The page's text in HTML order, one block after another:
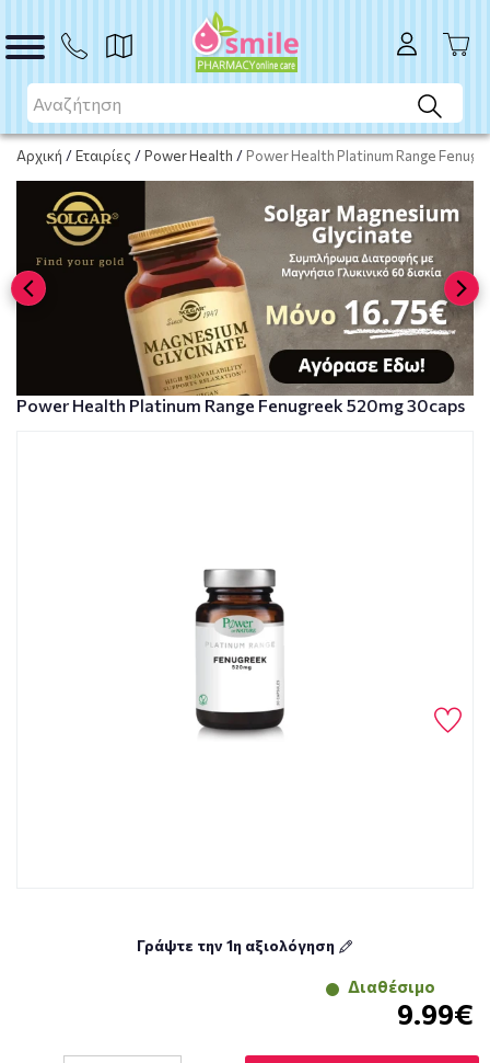
Αρχική /Εταιρίες /Power Health / Power Health Platinum Range
ΑΓΟΡΑ
Power Health Platinum Range Fenugreek 520mg 30caps
Γράψτε την 1η αξιολόγηση
Διαθέσιμο
9.99€